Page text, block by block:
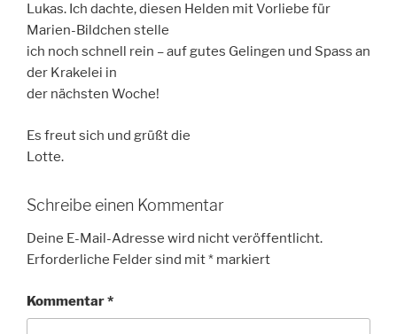
Lukas. Ich dachte, diesen Helden mit Vorliebe für
Marien-Bildchen stelle
ich noch schnell rein – auf gutes Gelingen und Spass an
der Krakelei in
der nächsten Woche!
Es freut sich und grüßt die
Lotte.
Schreibe einen Kommentar
Deine E-Mail-Adresse wird nicht veröffentlicht.
Erforderliche Felder sind mit* markiert
Kommentar*